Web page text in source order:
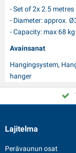
- Set of 2x 2.5 metres
- Diameter: approx.
- Capacity: max 68
Avainsanat
Hangingsystem,
hanger
Lajitelma
Perävaunun osat